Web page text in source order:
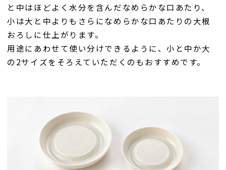
と中はほどよく水分を含んだなめらかな口あたり、
小は大と中よりもさらになめらかな口あたりの大根
おろしに仕上がります。
用途にあわせて使い分けできるように、小と中か大
の2サイズをそろえていただくのもおすすめです。